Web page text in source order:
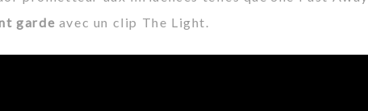
garde avec un clip The Light.